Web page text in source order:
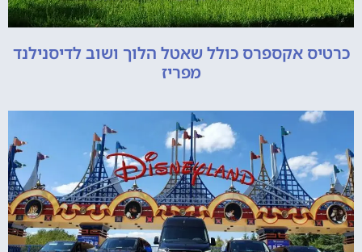
כרטיס אקספרס כולל שאטל הלוך ושוב לדיסנילנד
מפריז